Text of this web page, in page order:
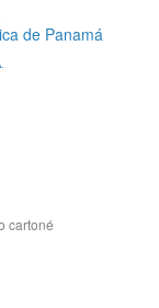
de Panamá
cartoné